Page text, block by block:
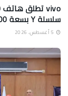
سلسلة Y بسعة 8100 مللي أمبير